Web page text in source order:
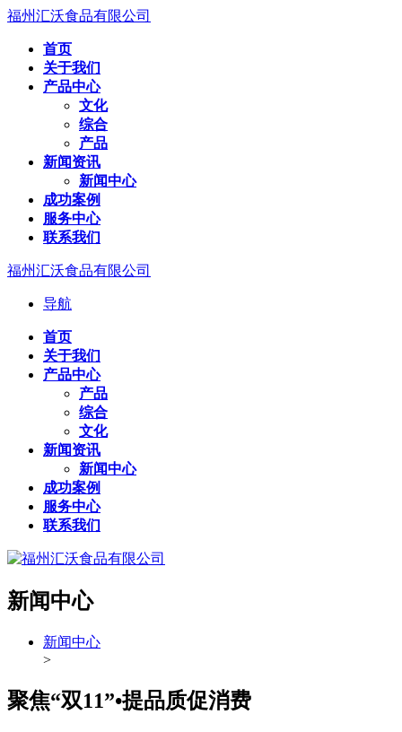
福州汇沃食品有限公司
首页
关于我们
产品中心
文化
综合
产品
新闻资讯
新闻中心
成功案例
服务中心
联系我们
福州汇沃食品有限公司
导航
首页
关于我们
产品中心
产品
综合
文化
新闻资讯
新闻中心
成功案例
服务中心
联系我们
新闻中心
新闻中心
>
聚焦“双11”•提品质促消费